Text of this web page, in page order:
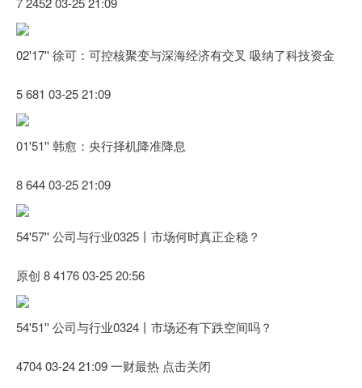
02'17'' 徐可：可控核聚变与深海经济有交叉 吸纳了科技资金
5 681 03-25 21:09
01'51'' 韩愈：央行择机降准降息
8 644 03-25 21:09
54'57'' 公司与行业0325丨市场何时真正企稳？
原创 8 4176 03-25 20:56
54'51'' 公司与行业0324丨市场还有下跌空间吗？
4704 03-24 21:09 一财最热 点击关闭